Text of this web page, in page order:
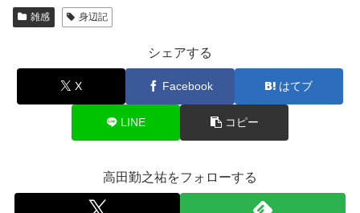
雑感 身辺記
シェアする
X Facebook はてブ
LINE コピー
高田勤之祐をフォローする